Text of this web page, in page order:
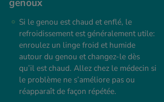
genoux
Si le genou est chaud et enflé, le
refroidissement est généralement utile:
enroulez un linge froid et humide
autour du genou et changez-le dès
qu’il est chaud. Allez chez le médecin si
le problème ne s’améliore pas ou
réapparaît de façon répétée.